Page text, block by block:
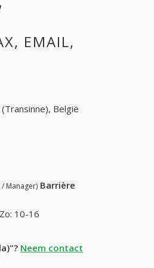
EMAIL,
België
Manager) Barrière
10-16
Neem contact